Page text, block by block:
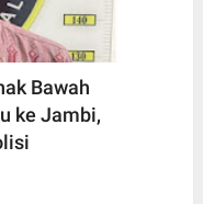
Bawah
ke Jambi,